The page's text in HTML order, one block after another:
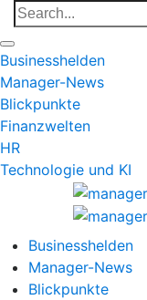
Businesshelden
Manager-News
Blickpunkte
Finanzwelten
HR
Technologie und KI
Businesshelden
Manager-News
Blickpunkte